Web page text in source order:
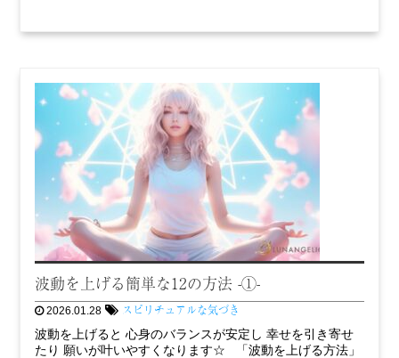
波動を上げる簡単な12の方法 -①-
2026.01.28 スピリチュアルな気づき
波動を上げると 心身のバランスが安定し 幸せを引き寄せ
たり 願いが叶いやすくなります☆ 「波動を上げる方法」